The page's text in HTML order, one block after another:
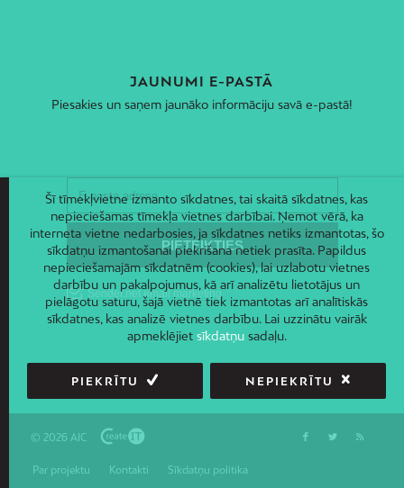
JAUNUMI E-PASTĀ
Piesakies un saņem jaunāko informāciju savā e-pastā!
© 2026 AIC
Par projektu Kontakti Sīkdatņu politika
Šī tīmekļvietne izmanto sīkdatnes, tai skaitā sīkdatnes, kas
nepieciešamas tīmekļa vietnes darbībai. Ņemot vērā, ka
interneta vietne nedarbosies, ja sīkdatnes netiks izmantotas, šo
sīkdatņu izmantošanai piekrišana netiek prasīta. Papildus
nepieciešamajām sīkdatnēm (cookies), lai uzlabotu vietnes
darbību un pakalpojumus, kā arī analizētu lietotājus un
pielāgotu saturu, šajā vietnē tiek izmantotas arī analītiskās
sīkdatnes, kas analizē vietnes darbību. Lai uzzinātu vairāk
apmeklējiet sīkdatņusadaļu.
PIEKRĪTU NEPIEKRĪTU